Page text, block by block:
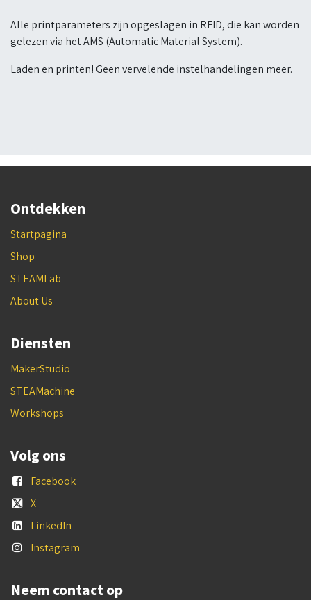
Alle printparameters zijn opgeslagen in RFID, die kan worden
gelezen via het AMS (Automatic Material System).
Laden en printen! Geen vervelende instelhandelingen meer.
Ontdekken
Startpagina
Shop
STEAMLab
About Us
Diensten
MakerStudio
STEAMachine
Workshops
Volg ons
Facebook
X
LinkedIn
Instagram
Neem contact op